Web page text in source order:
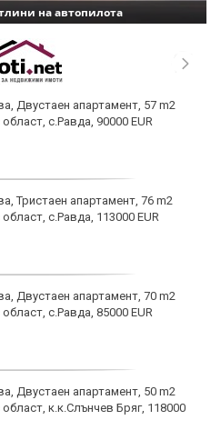
на автопилота
Двустаен апартамент, 57 m2
област, с.Равда, 90000 EUR
Тристаен апартамент, 76 m2
област, с.Равда, 113000 EUR
Двустаен апартамент, 70 m2
област, с.Равда, 85000 EUR
Двустаен апартамент, 50 m2
област, к.к.Слънчев Бряг, 118000